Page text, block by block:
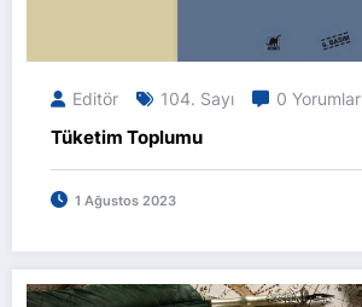
Editör 104. Sayı 0 Yorumlar
Tüketim Toplumu
1 Ağustos 2023